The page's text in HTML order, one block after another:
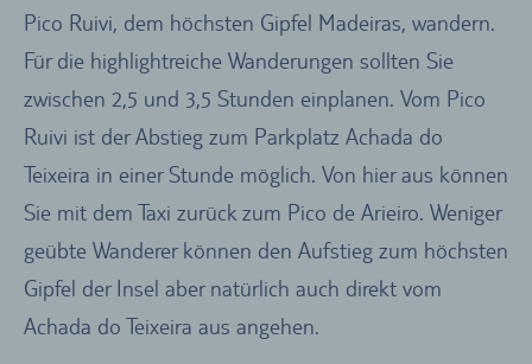
Pico Ruivi, dem höchsten Gipfel Madeiras, wandern.
Für die highlightreiche Wanderungen sollten Sie
zwischen 2,5 und 3,5 Stunden einplanen. Vom Pico
Ruivi ist der Abstieg zum Parkplatz Achada do
Teixeira in einer Stunde möglich. Von hier aus können
Sie mit dem Taxi zurück zum Pico de Arieiro. Weniger
geübte Wanderer können den Aufstieg zum höchsten
Gipfel der Insel aber natürlich auch direkt vom
Achada do Teixeira aus angehen.